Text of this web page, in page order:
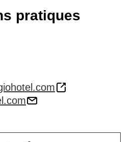
pratiques